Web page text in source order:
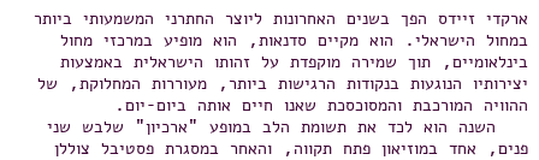
ארקדי זיידס הפך בשנים האחרונות ליוצר החתרני המשמעותי ביותר
במחול הישראלי. הוא מקיים סדנאות, הוא מופיע במרכזי מחול
בינלאומיים, תוך שמירה מוקפדת על זהותו הישראלית באמצעות
יצירותיו הנוגעות בנקודות הרגישות ביותר, מעוררות המחלוקת, של
ההוויה המורכבת והמסוכסכת שאנו חיים אותה ביום-יום.
השנה הוא לכד את תשומת הלב במופע "ארכיון" שלבש שני
פנים, אחד במוזיאון פתח תקווה, והאחר במסגרת פסטיבל צוללן